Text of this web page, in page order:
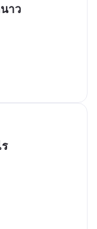
าว